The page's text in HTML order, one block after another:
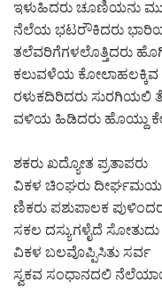
ಇಳುಹಿದರು ಚೂಣಿಯನು
ನೆಲೆಯ ಭಟರೌಕಿದರು
ತಲೆವರಿಗೆಗಳಲೊತ್ತಿದರು
ಕಲುವಳೆಯ ಕೋಲಾಹಲಕ್ಕಿವ
ರಳುಕದಿರಿದರು ಸುರಗಿಯಲಿ
ವಳಿಯ ಹಿಡಿದರು ಹೊಯ್ದು
ಶಕರು ಖದ್ಯೋತ ಪ್ರತಾಪರು
ವಿಕಳ ಚಿಂಘರು
ಣಿಕರು ಪಶುಪಾಲಕ
ಸಕಲ ದಸ್ಯುಗಳೈದೆ ಸೋತುದು
ವಿಕಳ ಬಲವೊಪ್ಪಿಸಿತು ಸರ್ವ
ಸ್ವಕವ ಸಂಧಾನದಲಿ